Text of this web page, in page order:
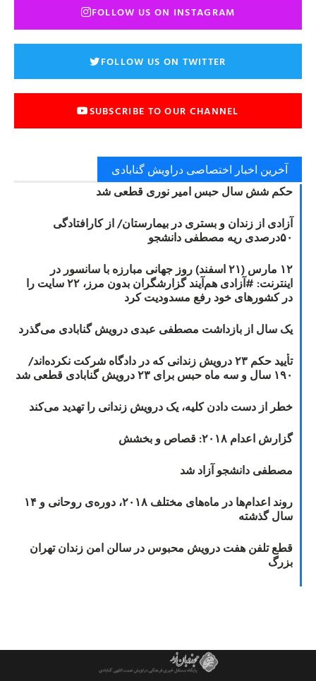
FOLLOW US ON INSTAGRAM
FOLLOW US ON TWITTER
SUBSCRIBE TO OUR CHANNEL
آخرین اخبار اختصاصی دراویش گنابادی
حکم شش سال حبس امیر نوری قطعی شد
آزادی از زندان و بستری در بیمارستان/ از کارافتادگی
۵۰درصدی ریه مصطفی دانشجو
۱۲ مارس (۲۱ اسفند) روز جهانی مبارزه با سانسور در
اینترنت: #آزادی هم‌آیند گزارشگران‌ بدون مرز، ۲۲ سایت را
در کشورهای خود رفع مسدودیت کرد
یک سال از بازداشت مصطفی عبدی درویش گنابادی می‌گذرد
تأیید حکم ۲۳ درویش زندانی که در دادگاه شرکت نکرده‌اند/
۱۹۰ سال و سه ماه حبس برای ۲۳ درویش گنابادی قطعی شد
خطر از دست دادن کلیه، یک درویش زندانی را تهدید می‌کند
گزارش اعدام ۲۰۱۸: قصاص و بخشش
مصطفی دانشجو آزاد شد
روند اعدام‌ها در ماه‌های مختلف ۲۰۱۸، دوره‌ی روحانی و ۱۴
سال گذشته
قطع تلفن هفت درویش محبوس در سالن امن زندان تهران
بزرگ